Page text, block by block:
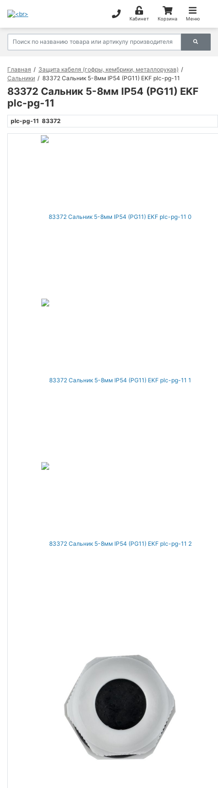
Кабинет Корзина Меню
Главная
Защита кабеля (гофры, кембрики, металлорукав)
Сальники
83372 Сальник 5-8мм IP54 (PG11) EKF plc-pg-11
83372 Сальник 5-8мм IP54 (PG11) EKF
plc-pg-11
plc-pg-11 83372